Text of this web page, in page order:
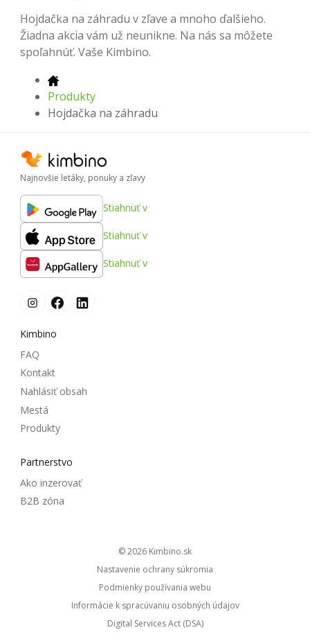
Hojdačka na záhradu v zľave a mnoho ďalšieho.
Žiadna akcia vám už neunikne. Na nás sa môžete
spoľahnúť. Vaše Kimbino.
Produkty
Hojdačka na záhradu
Najnovšie letáky, ponuky a zľavy
Stiahnuť v
Stiahnuť v
Stiahnuť v
Kimbino
FAQ
Kontakt
Nahlásiť obsah
Mestá
Produkty
Partnerstvo
Ako inzerovať
B2B zóna
© 2026
kimbino.sk
Nastavenie ochrany súkromia
Podmienky používania webu
Informácie k spracúvaniu osobných údajov
Digital Services Act (DSA)